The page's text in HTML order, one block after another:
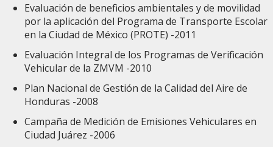
Evaluación de beneficios ambientales y de movilidad
por la aplicación del Programa de Transporte Escolar
en la Ciudad de México (PROTE) -2011
Evaluación Integral de los Programas de Verificación
Vehicular de la ZMVM -2010
Plan Nacional de Gestión de la Calidad del Aire de
Honduras -2008
Campaña de Medición de Emisiones Vehiculares en
Ciudad Juárez -2006